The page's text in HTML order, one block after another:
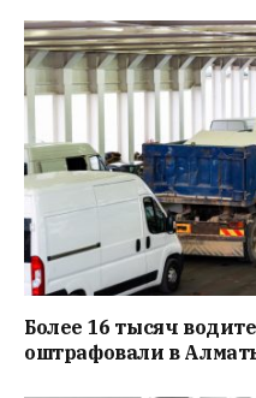
Более 16 тысяч
оштрафовали в